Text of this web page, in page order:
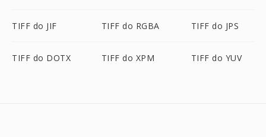
TIFF do JIF TIFF do RGBA TIFF do JPS
TIFF do DOTX TIFF do XPM TIFF do YUV